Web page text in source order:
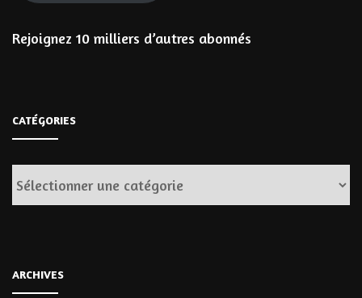
Rejoignez 10 milliers d’autres abonnés
CATÉGORIES
Catégories
ARCHIVES